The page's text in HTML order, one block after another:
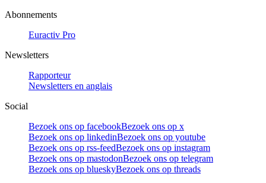
Abonnements
Euractiv Pro
Newsletters
Rapporteur
Newsletters en anglais
Social
Bezoek ons op facebookBezoek ons op x
Bezoek ons op linkedinBezoek ons op youtube
Bezoek ons op rss-feedBezoek ons op instagram
Bezoek ons op mastodonBezoek ons op telegram
Bezoek ons op blueskyBezoek ons op threads